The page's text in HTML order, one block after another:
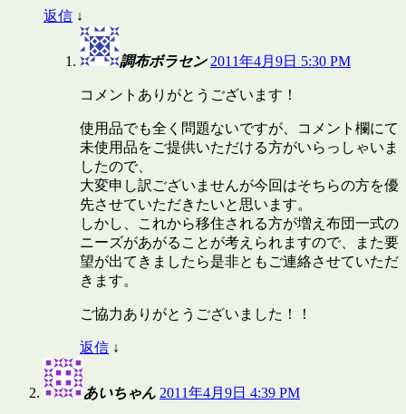
返信 ↓
調布ボラセン 2011年4月9日 5:30 PM
コメントありがとうございます！
使用品でも全く問題ないですが、コメント欄にて
未使用品をご提供いただける方がいらっしゃいま
したので、
大変申し訳ございませんが今回はそちらの方を優
先させていただきたいと思います。
しかし、これから移住される方が増え布団一式の
ニーズがあがることが考えられますので、また要
望が出てきましたら是非ともご連絡させていただ
きます。
ご協力ありがとうございました！！
返信 ↓
あいちゃん 2011年4月9日 4:39 PM